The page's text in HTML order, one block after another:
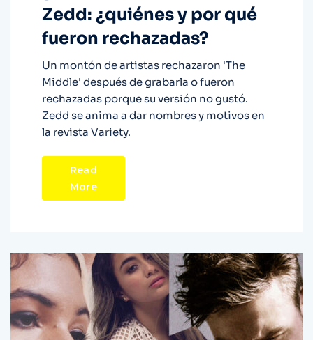
Zedd: ¿quiénes y por qué
fueron rechazadas?
Un montón de artistas rechazaron 'The
Middle' después de grabarla o fueron
rechazadas porque su versión no gustó.
Zedd se anima a dar nombres y motivos en
la revista Variety.
Read
More